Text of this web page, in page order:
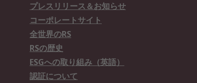
プレスリリース＆お知らせ
コーポレートサイト
全世界のRS
RSの歴史
ESGへの取り組み（英語）
認証について